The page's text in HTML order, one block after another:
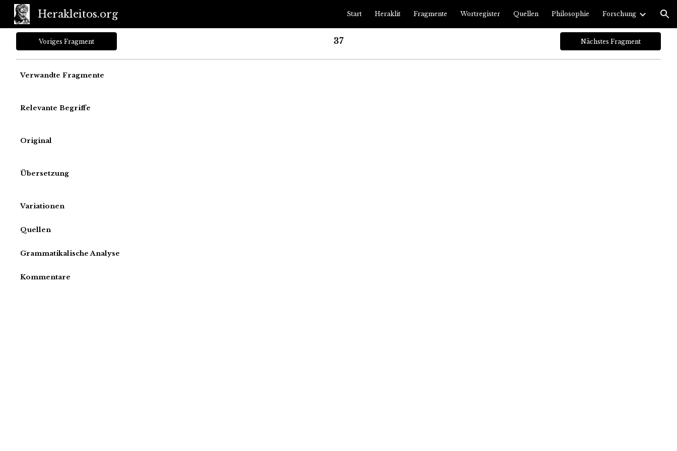
Skip to navigation
Herakleitos.org Start Heraklit Fragmente Wortregister Quellen Philosophie Forschung
Voriges Fragment 37 Nächstes Fragment
Verwandte Fragmente
Relevante Begriffe
Original
Übersetzung
Variationen
Quellen
Grammatikalische Analyse
Kommentare